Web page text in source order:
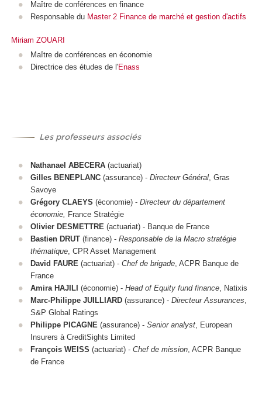
Maître de conférences en finance
Responsable du Master 2 Finance de marchéet gestion d'actifs
Miriam ZOUARI
Maître de conférences en économie
Directrice des études de l'Enass
Les professeurs associés
Nathanael ABECERA (actuariat)
Gilles BENEPLANC(assurance) - Directeur Général, Gras
Savoye
Grégory CLAEYS (économie) - Directeur du département
économie, France Stratégie
Olivier DESMETTRE (actuariat) - Banque de France
Bastien DRUT(finance) - Responsable de la Macro stratégie
thématique, CPR Asset Management
David FAURE (actuariat) - Chef de brigade, ACPR Banque de
France
Amira HAJILI (économie) - Head of Equity fund finance, Natixis
Marc-Philippe JUILLIARD(assurance) - Directeur Assurances
S&P Global Ratings
Philippe PICAGNE (assurance) - Senior analyst, European
Insurers à CreditSights Limited
François WEISS (actuariat) - Chef de mission, ACPR Banque
de France